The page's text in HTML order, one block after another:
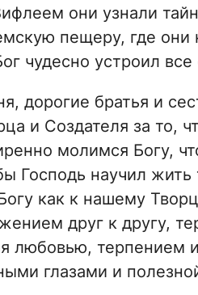
они узнали
пещеру, где
чудесно устроил
дорогие братья и
и Создателя за
молимся Богу,
Господь научил
как к нашему
друг к другу,
любовью, терпением
глазами и